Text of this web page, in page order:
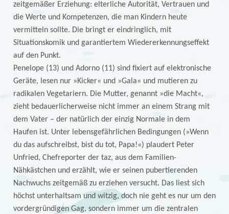
zeitgemäßer Erziehung: elterliche Autorität, Vertrauen und
die Werte und Kompetenzen, die man Kindern heute
vermitteln sollte. Die bringt er eindringlich, mit
Situationskomik und garantiertem Wiedererkennungseffekt
auf den Punkt.
Penelope (13) und Adorno (11) sind fixiert auf elektronische
Geräte, lesen nur »Kicker« und »Gala« und mutieren zu
radikalen Vegetariern. Die Mutter, genannt »die Macht«,
zieht bedauerlicherweise nicht immer an einem Strang mit
dem Vater – der natürlich der einzig Normale in dem
Haufen ist. Unter lebensgefährlichen Bedingungen (»Wenn
du das aufschreibst, bist du tot, Papa!«) plaudert Peter
Unfried, Chefreporter der taz, aus dem Familien-
Nähkästchen und erzählt, wie er seinen pubertierenden
Nachwuchs zeitgemäß zu erziehen versucht. Das liest sich
höchst unterhaltsam und witzig, doch nie geht es nur um den
vordergründigen Gag, sondern immer um die zentralen